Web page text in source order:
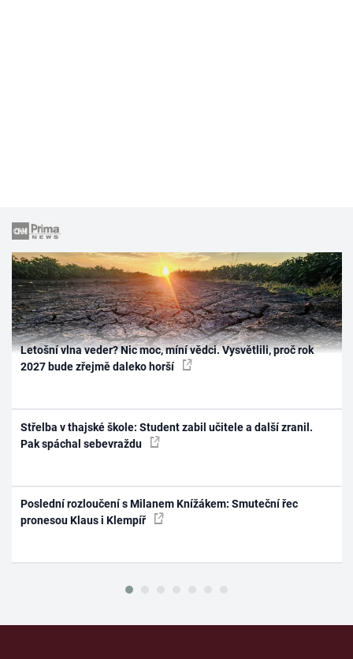
Letošní vlna veder? Nic moc, míní vědci. Vysvětlili, proč rok
2027 bude zřejmě daleko horší
Střelba v thajské škole: Student zabil učitele a další zranil.
Pak spáchal sebevraždu
Poslední rozloučení s Milanem Knížákem: Smuteční řec
pronesou Klaus i Klempíř